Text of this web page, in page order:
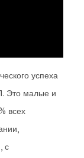
успеха
Это малые и
всех
с